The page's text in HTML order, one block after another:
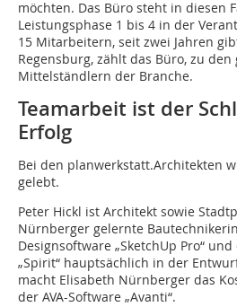
möchten. Das Büro steht in diesen
Leistungsphase 1 bis 4 in der
15 Mitarbeitern, seit zwei Jahren
Regensburg, zählt das Büro, zu den
Mittelständlern der Branche.
Teamarbeit ist der
Erfolg
Bei den planwerkstatt.Architekten
gelebt.
Peter Hickl ist Architekt sowie
Nürnberger gelernte
Designsoftware „SketchUp Pro“
„Spirit“ hauptsächlich in der
macht Elisabeth Nürnberger das
der AVA-Software „Avanti“.